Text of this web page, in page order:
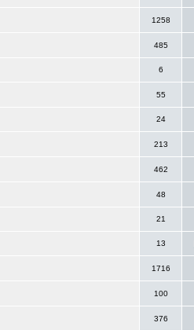
1258
485
6
55
24
213
462
48
21
13
1716
100
376